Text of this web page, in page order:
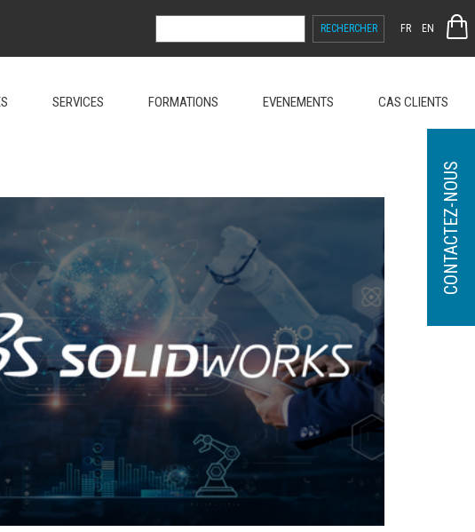
RECHERCHER :
FR EN
SERVICES FORMATIONS EVENEMENTS CAS CLIENTS
CONTACTEZ-NOUS